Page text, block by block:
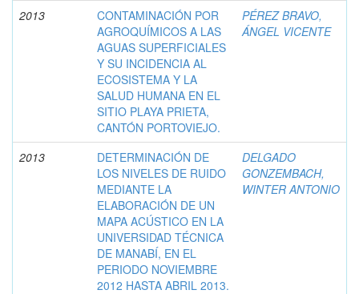
2013
CONTAMINACIÓN POR
AGROQUÍMICOS A LAS
AGUAS SUPERFICIALES
Y SU INCIDENCIA AL
ECOSISTEMA Y LA
SALUD HUMANA EN EL
SITIO PLAYA PRIETA,
CANTÓN PORTOVIEJO.
PÉREZ BRAVO,
ÁNGEL VICENTE
2013
DETERMINACIÓN DE
LOS NIVELES DE RUIDO
MEDIANTE LA
ELABORACIÓN DE UN
MAPA ACÚSTICO EN LA
UNIVERSIDAD TÉCNICA
DE MANABÍ, EN EL
PERIODO NOVIEMBRE
2012 HASTA ABRIL 2013.
DELGADO
GONZEMBACH,
WINTER ANTONIO